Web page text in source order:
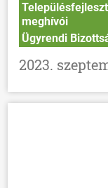
meghívói
Ügyrendi
2023.